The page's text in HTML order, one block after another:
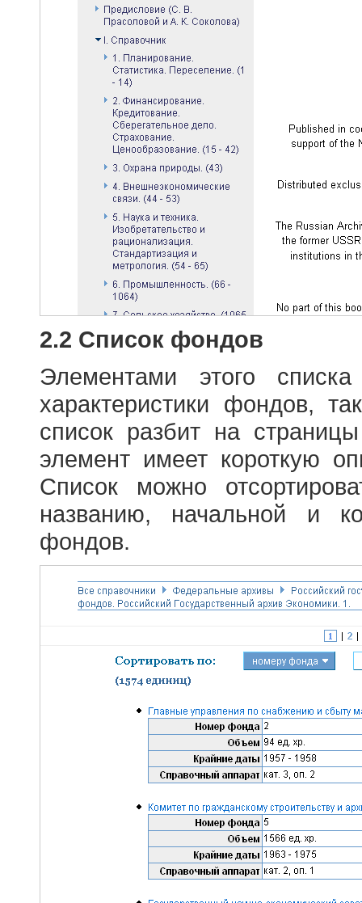
2.2 Список фондов
Элементами этого
характеристики фондов,
список разбит на
элемент имеет короткую
Список можно
названию, начальной и
фондов.